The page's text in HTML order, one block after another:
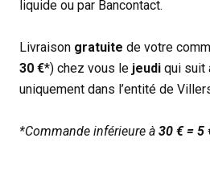
liquide ou par Bancontact.
Livraison gratuite de votre
30 €*) chez vous le jeudi qui suit
uniquement dans l’entité de
*Commande inférieure à 30 € = 5